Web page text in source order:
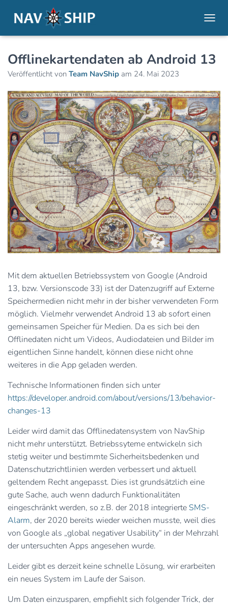
Offlinekartendaten ab Android 13
Veröffentlicht von Team NavShip am 24. Mai 2023
Mit dem aktuellen Betriebssystem von Google (Android
13, bzw. Versionscode 33) ist der Datenzugriff auf Externe
Speichermedien nicht mehr in der bisher verwendeten Form
möglich. Vielmehr verwendet Android 13 ab sofort einen
gemeinsamen Speicher für Medien. Da es sich bei den
Offlinedaten nicht um Videos, Audiodateien und Bilder im
eigentlichen Sinne handelt, können diese nicht ohne
weiteres in die App geladen werden.
Technische Informationen finden sich unter
https://developer.android.com/about/versions/13/behavior-
changes-13
Leider wird damit das Offlinedatensystem von NavShip
nicht mehr unterstützt. Betriebssyteme entwickeln sich
stetig weiter und bestimmte Sicherheitsbedenken und
Datenschutzrichtlinien werden verbessert und aktuell
geltendem Recht angepasst. Dies ist grundsätzlich eine
gute Sache, auch wenn dadurch Funktionalitäten
eingeschränkt werden, so z.B. der 2018 integrierte SMS-
Alarm, der 2020 bereits wieder weichen musste, weil dies
von Google als „global negativer Usability“ in der Mehrzahl
der untersuchten Apps angesehen wurde.
Leider gibt es derzeit keine schnelle Lösung, wir erarbeiten
ein neues System im Laufe der Saison.
Um Daten einzusparen, empfiehlt sich folgender Trick, der